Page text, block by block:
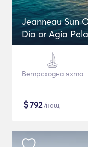
Jeanneau Sun
Dia or Agia
Ветроходна яхта
$792/нощ